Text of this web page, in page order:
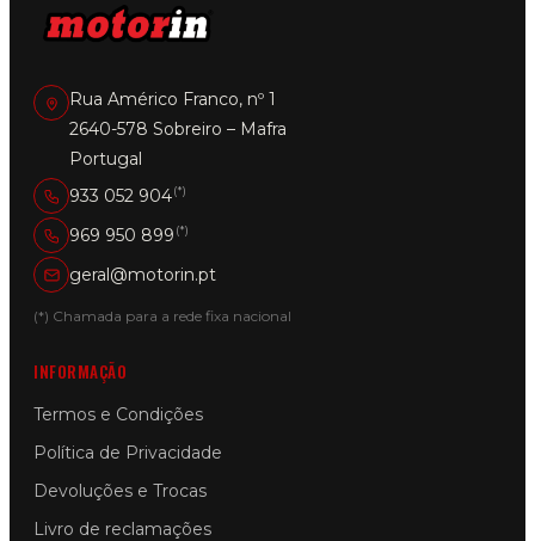
Rua Américo Franco, nº 1
2640-578 Sobreiro – Mafra
Portugal
933 052 904(*)
969 950 899 (*)
geral@motorin.pt
(*) Chamada para a rede fixa nacional
INFORMAÇÃO
Termos e Condições
Política de Privacidade
Devoluções e Trocas
Livro de reclamações